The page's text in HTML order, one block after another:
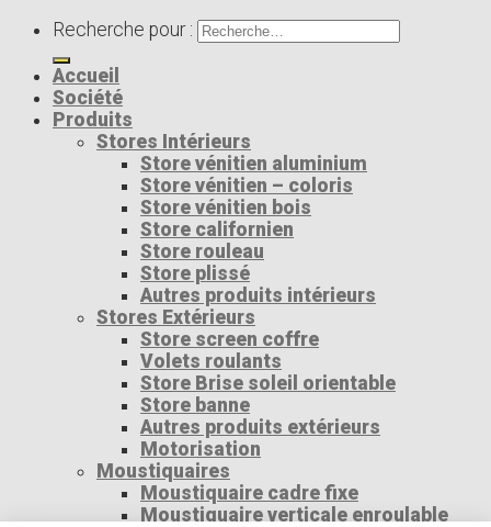
Recherche pour :
Accueil
Société
Produits
Stores Intérieurs
Store vénitien aluminium
Store vénitien – coloris
Store vénitien bois
Store californien
Store rouleau
Store plissé
Autres produits intérieurs
Stores Extérieurs
Store screen coffre
Volets roulants
Store Brise soleil orientable
Store banne
Autres produits extérieurs
Motorisation
Moustiquaires
Moustiquaire cadre fixe
Moustiquaire verticale enroulable